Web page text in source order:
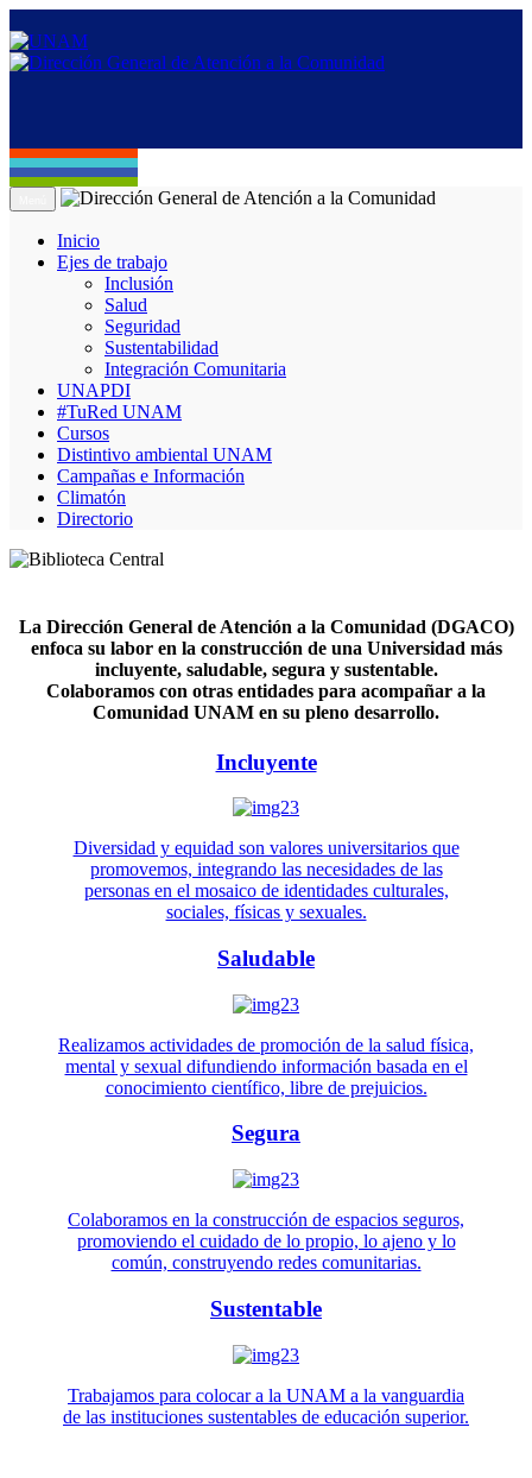
Inicio
Ejes de trabajo
Inclusión
Salud
Seguridad
Sustentabilidad
Integración Comunitaria
UNAPDI
#TuRed UNAM
Cursos
Distintivo ambiental UNAM
Campañas e Información
Climatón
Directorio
La Dirección General de Atención a la Comunidad (DGACO)
enfoca su labor en la construcción de una Universidad más
incluyente, saludable, segura y sustentable.
Colaboramos con otras entidades para acompañar a la
Comunidad UNAM en su pleno desarrollo.
Incluyente
Diversidad y equidad son valores universitarios que
promovemos, integrando las necesidades de las
personas en el mosaico de identidades culturales,
sociales, físicas y sexuales.
Saludable
Realizamos actividades de promoción de la salud física,
mental y sexual difundiendo información basada en el
conocimiento científico, libre de prejuicios.
Segura
Colaboramos en la construcción de espacios seguros,
promoviendo el cuidado de lo propio, lo ajeno y lo
común, construyendo redes comunitarias.
Sustentable
Trabajamos para colocar a la UNAM a la vanguardia
de las instituciones sustentables de educación superior.